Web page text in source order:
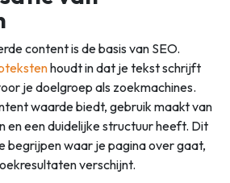
content is de basis van SEO.
houdt in dat je tekst schrijft
je doelgroep als zoekmachines.
waarde biedt, gebruik maakt van
en een duidelijke structuur heeft. Dit
begrijpen waar je pagina over gaat,
verschijnt.